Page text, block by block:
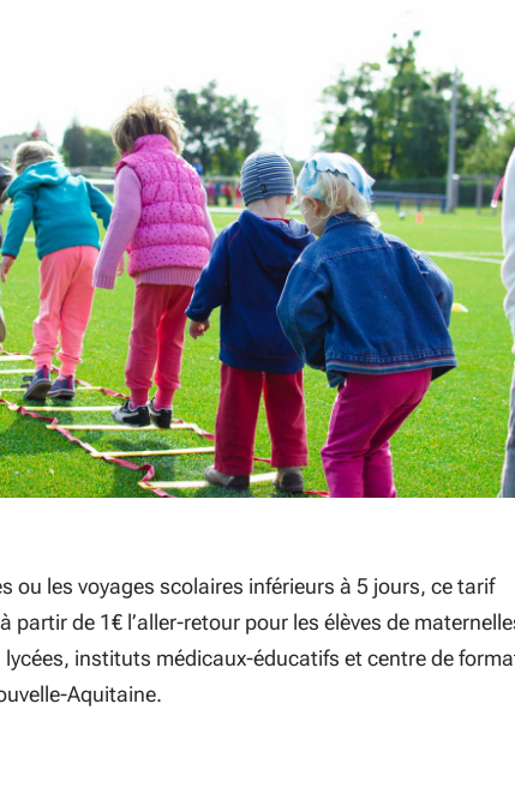
ou les voyages scolaires inférieurs à 5 jours, ce tarif
partir de 1€ l’aller-retour pour les élèves de
lycées, instituts médicaux-éducatifs et centre de
Aquitaine.